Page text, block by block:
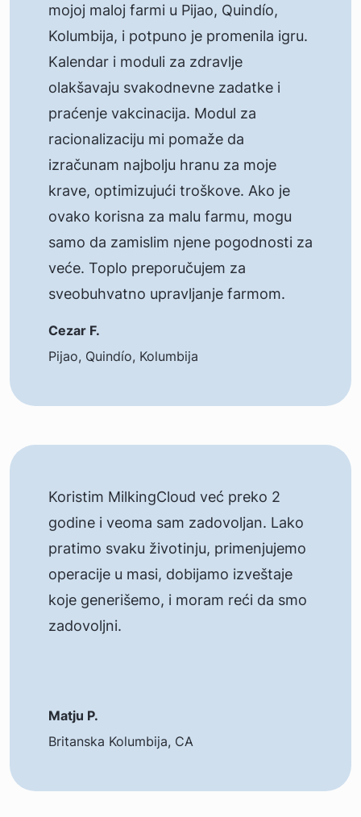
mojoj maloj farmi u Pijao, Quindío,
Kolumbija, i potpuno je promenila igru.
Kalendar i moduli za zdravlje
olakšavaju svakodnevne zadatke i
praćenje vakcinacija. Modul za
racionalizaciju mi pomaže da
izračunam najbolju hranu za moje
krave, optimizujući troškove. Ako je
ovako korisna za malu farmu, mogu
samo da zamislim njene pogodnosti za
veće. Toplo preporučujem za
sveobuhvatno upravljanje farmom.
Cezar F.
Pijao, Quindío, Kolumbija
Koristim MilkingCloud već preko 2
godine i veoma sam zadovoljan. Lako
pratimo svaku životinju, primenjujemo
operacije u masi, dobijamo izveštaje
koje generišemo, i moram reći da smo
zadovoljni.
Matju P.
Britanska Kolumbija, CA